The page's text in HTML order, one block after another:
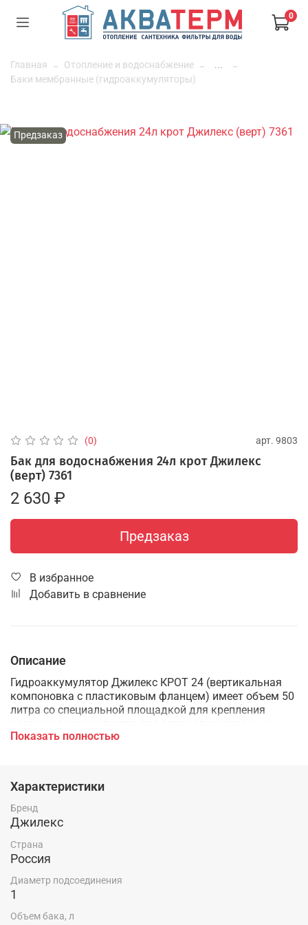
0
Главная Отопление и водоснабжение
...
Баки мембранные (гидроаккумуляторы)
Предзаказ
(0) арт. 9803
Бак для водоснабжения 24л крот Джилекс
(верт) 7361
2 630 ₽
Предзаказ
В избранное
Добавить в сравнение
Описание
Гидроаккумулятор Джилекс КРОТ 24 (вертикальная
компоновка с пластиковым фланцем) имеет объем 50
литра со специальной площадкой для крепления
систем водоснабжения с поверхностными насосами
объем гидроаккумулятора предотвратит лишние
включения насоса и сохранит ему срок службы.
Корпус данной модели изготовлен из стали толщиной
1,0 мм, которая проходит процесс фосфотирования,
повышенной стойкости к ультрафиолетовому
излучению.
Показать полностью
Характеристики
Бренд
Джилекс
Страна
Россия
Диаметр подсоединения
1
Объем бака, л